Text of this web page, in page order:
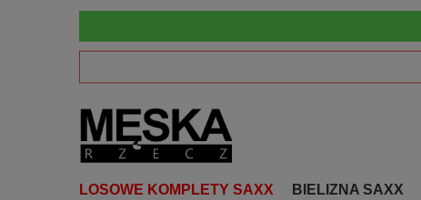
LOSOWE KOMPLETY SAXX BIELIZNA SAXX